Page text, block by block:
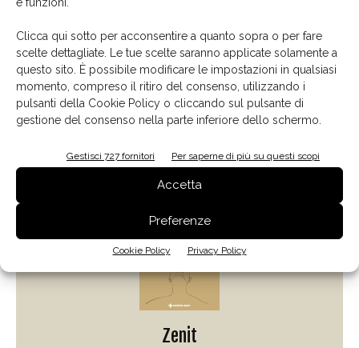
Clicca qui sotto per acconsentire a quanto sopra o per fare
scelte dettagliate. Le tue scelte saranno applicate solamente a
questo sito. È possibile modificare le impostazioni in qualsiasi
momento, compreso il ritiro del consenso, utilizzando i
pulsanti della Cookie Policy o cliccando sul pulsante di
gestione del consenso nella parte inferiore dello schermo.
Gestisci 727 fornitori Per saperne di più su questi scopi
Accetta
Preferenze
Cookie Policy Privacy Policy
Il libro del mese
Zenit